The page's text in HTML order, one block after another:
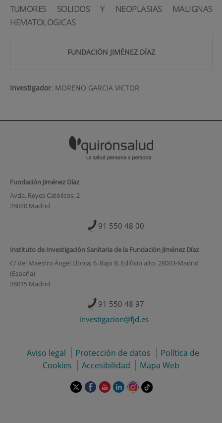
TUMORES SOLIDOS Y NEOPLASIAS MALIGNAS
HEMATOLOGICAS
FUNDACIÓN JIMÉNEZ DÍAZ
Investigador: MORENO GARCIA VICTOR
Fundación Jiménez Díaz
Avda. Reyes Católicos, 2
28040 Madrid
91 550 48 00
Instituto de Investigación Sanitaria de la Fundación Jiménez Díaz
C/ del Maestro Ángel Llorca, 6. Bajo B. Edificio alto. 28003-Madrid
(España)
28015 Madrid
91 550 48 97
investigacion@fjd.es
Aviso legal Protección de datos
Política de
Cookies
Accesibilidad Mapa Web
EsteEsteEsteEsteEsteEnlace